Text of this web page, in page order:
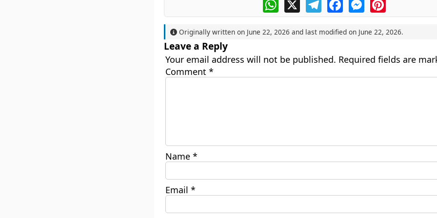
Originally written on June 22, 2026 and last modified on June 22, 2026.
Leave a Reply
Your email address will not be published. Required fields are
Comment *
Name *
Email *